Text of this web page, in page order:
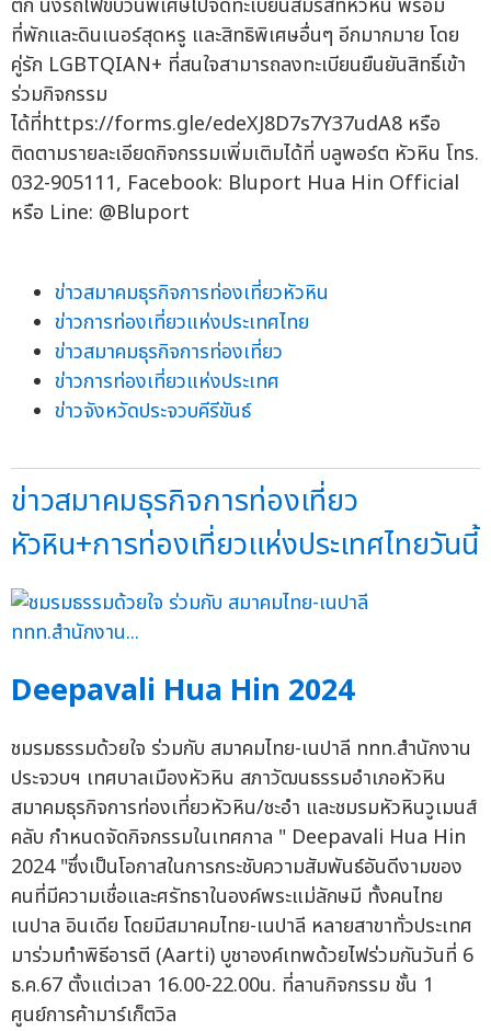
ติก นั่งรถไฟขบวนพิเศษไปจดทะเบียนสมรสที่หัวหิน พร้อม
ที่พักและดินเนอร์สุดหรู และสิทธิพิเศษอื่นๆ อีกมากมาย โดย
คู่รัก LGBTQIAN+ ที่สนใจสามารถลงทะเบียนยืนยันสิทธิ์เข้า
ร่วมกิจกรรม
ได้ที่https://forms.gle/edeXJ8D7s7Y37udA8 หรือ
ติดตามรายละเอียดกิจกรรมเพิ่มเติมได้ที่ บลูพอร์ต หัวหิน โทร.
032-905111, Facebook: Bluport Hua Hin Official
หรือ Line: @Bluport
ข่าวสมาคมธุรกิจการท่องเที่ยวหัวหิน
ข่าวการท่องเที่ยวแห่งประเทศไทย
ข่าวสมาคมธุรกิจการท่องเที่ยว
ข่าวการท่องเที่ยวแห่งประเทศ
ข่าวจังหวัดประจวบคีรีขันธ์
ข่าวสมาคมธุรกิจการท่องเที่ยว
หัวหิน+การท่องเที่ยวแห่งประเทศไทยวันนี้
Deepavali Hua Hin 2024
ชมรมธรรมด้วยใจ ร่วมกับ สมาคมไทย-เนปาลี ททท.สำนักงาน
ประจวบฯ เทศบาลเมืองหัวหิน สภาวัฒนธรรมอำเภอหัวหิน
สมาคมธุรกิจการท่องเที่ยวหัวหิน/ชะอำ และชมรมหัวหินวูเมนส์
คลับ กำหนดจัดกิจกรรมในเทศกาล " Deepavali Hua Hin
2024 "ซึ่งเป็นโอกาสในการกระชับความสัมพันธ์อันดีงามของ
คนที่มีความเชื่อและศรัทธาในองค์พระแม่ลักษมี ทั้งคนไทย
เนปาล อินเดีย โดยมีสมาคมไทย-เนปาลี หลายสาขาทั่วประเทศ
มาร่วมทำพิธีอารตี (Aarti) บูชาองค์เทพด้วยไฟร่วมกันวันที่ 6
ธ.ค.67 ตั้งแต่เวลา 16.00-22.00น. ที่ลานกิจกรรม ชั้น 1
ศูนย์การค้ามาร์เก็ตวิล